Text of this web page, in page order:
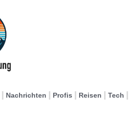
Nachrichten Profis Reisen Tech